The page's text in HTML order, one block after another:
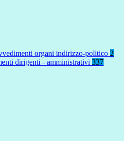
organi indirizzo-politico 2
dirigenti - amministrativi 337